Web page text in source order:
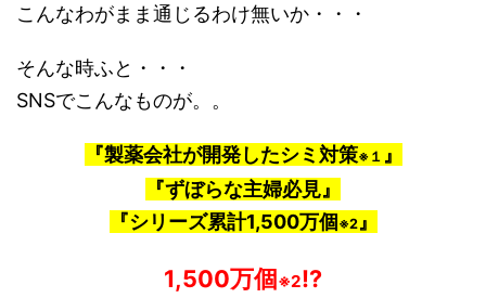
こんなわがまま通じるわけ無いか・・・
そんな時ふと・・・
SNSでこんなものが。。
『製薬会社が開発したシミ対策※１ 』
『ずぼらな主婦必見』
『シリーズ累計1,500万個 ※2』
1,500万個※2!?